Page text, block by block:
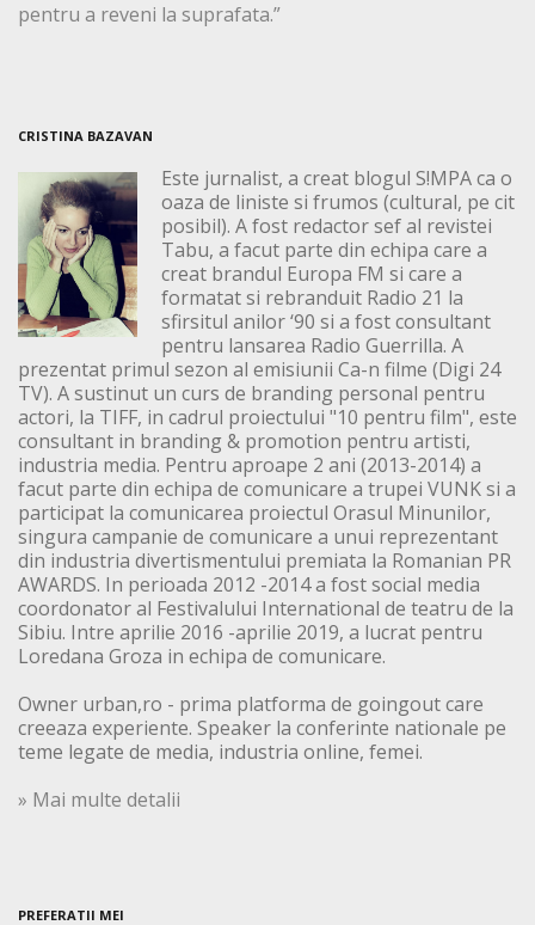
pentru a reveni la suprafata.”
CRISTINA BAZAVAN
Este jurnalist, a creat blogul S!MPA ca o
oaza de liniste si frumos (cultural, pe cit
posibil). A fost redactor sef al revistei
Tabu, a facut parte din echipa care a
creat brandul Europa FM si care a
formatat si rebranduit Radio 21 la
sfirsitul anilor ‘90 si a fost consultant
pentru lansarea Radio Guerrilla. A
prezentat primul sezon al emisiunii Ca-n filme (Digi 24
TV). A sustinut un curs de branding personal pentru
actori, la TIFF, in cadrul proiectului "10 pentru film", este
consultant in branding & promotion pentru artisti,
industria media. Pentru aproape 2 ani (2013-2014) a
facut parte din echipa de comunicare a trupei VUNK si a
participat la comunicarea proiectul Orasul Minunilor,
singura campanie de comunicare a unui reprezentant
din industria divertismentului premiata la Romanian PR
AWARDS. In perioada 2012 -2014 a fost social media
coordonator al Festivalului International de teatru de la
Sibiu. Intre aprilie 2016 -aprilie 2019, a lucrat pentru
Loredana Groza in echipa de comunicare.
Owner urban,ro - prima platforma de goingout care
creeaza experiente. Speaker la conferinte nationale pe
teme legate de media, industria online, femei.
» Mai multe detalii
PREFERATII MEI